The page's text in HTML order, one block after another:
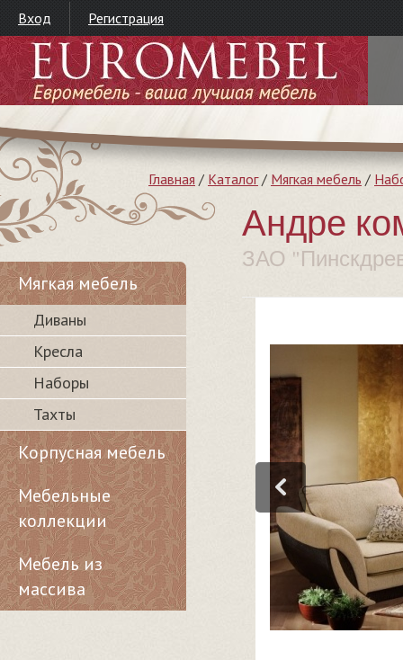
Вход Регистрация
Главная / Каталог/ Мягкая мебель /
Андре
ЗАО
Мягкая мебель
Диваны
Кресла
Наборы
Тахты
Корпусная мебель
Мебельные
коллекции
Мебель из
массива